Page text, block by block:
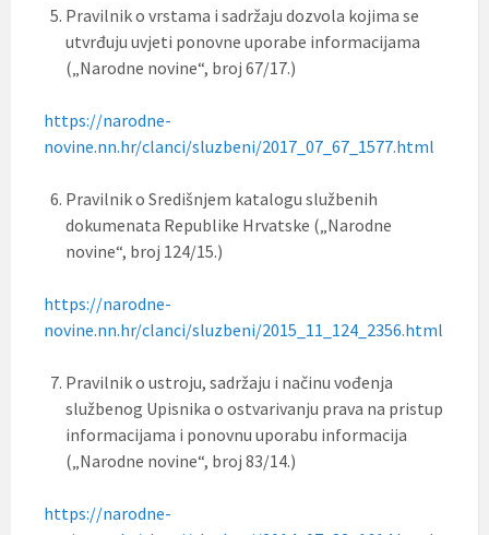
Pravilnik o vrstama i sadržaju dozvola kojima se
utvrđuju uvjeti ponovne uporabe informacijama
(„Narodne novine“, broj 67/17.)
https://narodne-
novine.nn.hr/clanci/sluzbeni/2017_07_67_1577.html
Pravilnik o Središnjem katalogu službenih
dokumenata Republike Hrvatske („Narodne
novine“, broj 124/15.)
https://narodne-
novine.nn.hr/clanci/sluzbeni/2015_11_124_2356.html
Pravilnik o ustroju, sadržaju i načinu vođenja
službenog Upisnika o ostvarivanju prava na pristup
informacijama i ponovnu uporabu informacija
(„Narodne novine“, broj 83/14.)
https://narodne-